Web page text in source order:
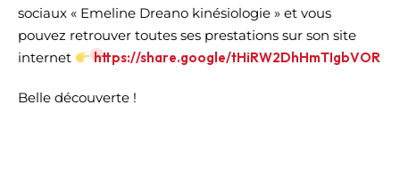
sociaux « Emeline Dreano kinésiologie » et vous
pouvez retrouver toutes ses prestations sur son site
internet
https://share.google/tHiRW2DhHmTIgbVOR
Belle découverte !